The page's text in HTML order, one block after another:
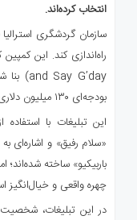
انتخاب کرده‌اند.
سازمان گردشگری
بودجه‌ای ۱۳۰ میلیون دلاری اجرا می‌شود.
این تبلیغات با استفاده
«سلام رفیق» و اشاره‌ای
باربیکیو» ساخته شده‌اند؛
چهره واقعی و خیال‌انگیز